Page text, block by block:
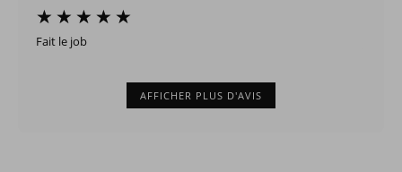
Fait le job
AFFICHER PLUS D'AVIS